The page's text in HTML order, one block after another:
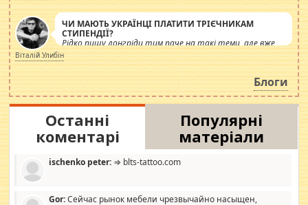
ЧИ МАЮТЬ УКРАЇНЦІ ПЛАТИТИ ТРІЄЧНИКАМ
СТИПЕНДІЇ?
Рідко пишу лонгріди тим паче на такі теми, але вже
просто дістало! Обурюють сьогоднішні інсенуації
навколо стипендіального питання. Штучно
роздувається ще одна соціальна катастрофа.
Віталій Улибін
Блоги
Останні
коментарі
Популярні
матеріали
ischenko peter: ⇒ blts-tattoo.com
Gor:Сейчас рынок мебели чрезвычайно насыщен,